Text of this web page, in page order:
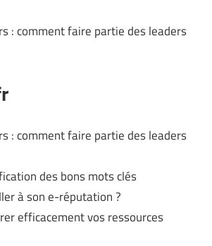
: comment faire partie des leaders
: comment faire partie des leaders
des bons mots clés
à son e-réputation ?
efficacement vos ressources